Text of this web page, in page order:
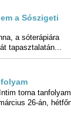
a Sószigeti
a sóterápiára
tapasztalatán...
torna tanfolyam
26-án, hétfőn,